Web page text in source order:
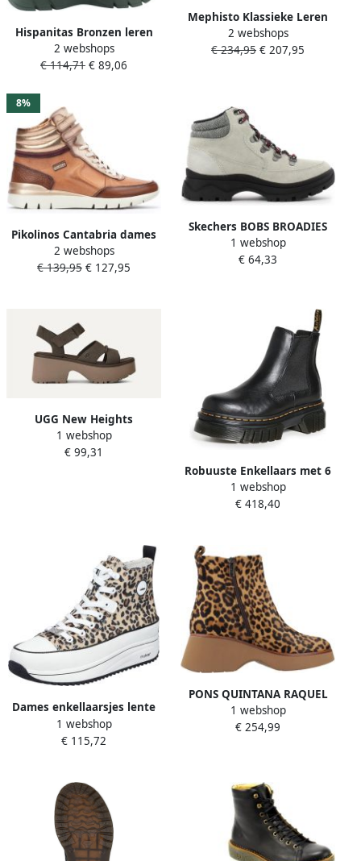
Hispanitas Bronzen leren
sport enkellaarsjes
2 webshops
€ 114,71 € 89,06
Mephisto Klassieke Leren
Enkellaars voor Dames
2 webshops
€ 234,95 € 207,95
8%
Pikolinos Cantabria dames
sneaker multikleur
2 webshops
€ 139,95 € 127,95
Skechers BOBS BROADIES
MIGHTY HIKE 113397-OFWT
Female Beige suède
1 webshop
€ 64,33
UGG New Heights
Enkellaarsjes met
Enkelbandje voor Dames
1 webshop
€ 99,31
Robuuste Enkellaars met 6
Oogjes voor Dames
1 webshop
€ 418,40
Dames enkellaarsjes lente
zomer met hoog
draagcomfort
1 webshop
€ 115,72
PONS QUINTANA RAQUEL
Dierlijke Dr
1 webshop
€ 254,99